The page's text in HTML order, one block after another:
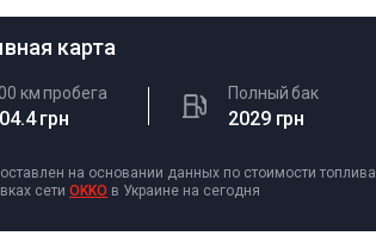
карта
км пробега
грн
Полный бак
2029 грн
на основании данных по стоимости топлива
сети OKKO в Украине на сегодня